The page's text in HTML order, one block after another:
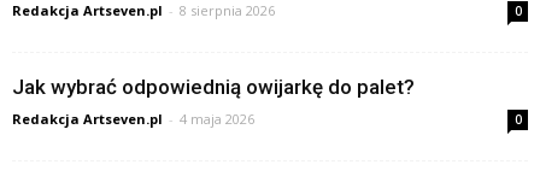
Redakcja Artseven.pl - 8 sierpnia 2026 0
Jak wybrać odpowiednią owijarkę do palet?
Redakcja Artseven.pl - 4 maja 2026 0